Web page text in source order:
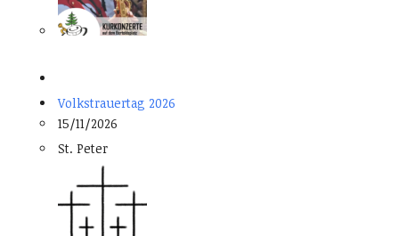
Volkstrauertag 2026
15/11/2026
St. Peter